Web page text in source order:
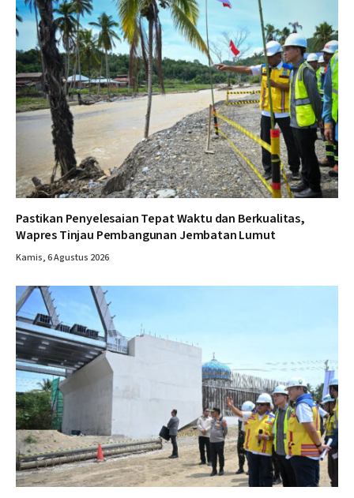
Pastikan Penyelesaian Tepat Waktu dan Berkualitas,
Wapres Tinjau Pembangunan Jembatan Lumut
Kamis, 6 Agustus 2026